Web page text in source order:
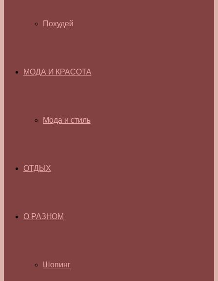
Похудей
МОДА И КРАСОТА
Мода и стиль
ОТДЫХ
О РАЗНОМ
Шопинг